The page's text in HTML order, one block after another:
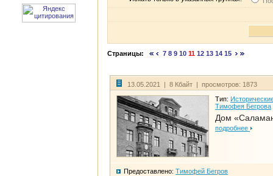
Страницы: 7 8 9 10 11 12 13 14 15
13.05.2021 | 8 Кбайт | просмотров: 1873
Тип:
Тимофея Бегрова
Дом
подробнее
Предоставлено: Тимофей Бегров